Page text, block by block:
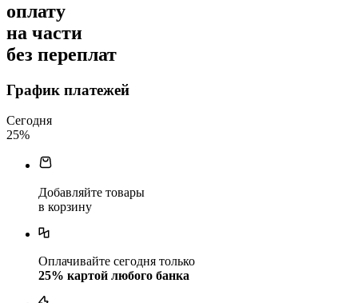
оплату
на части
без переплат
График платежей
Сегодня
25%
Добавляйте товары
в корзину
Оплачивайте сегодня только
25% картой любого банка